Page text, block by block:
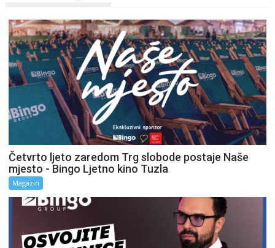
Četvrto ljeto zaredom Trg slobode postaje Naše
mjesto - Bingo Ljetno kino Tuzla
Magazin